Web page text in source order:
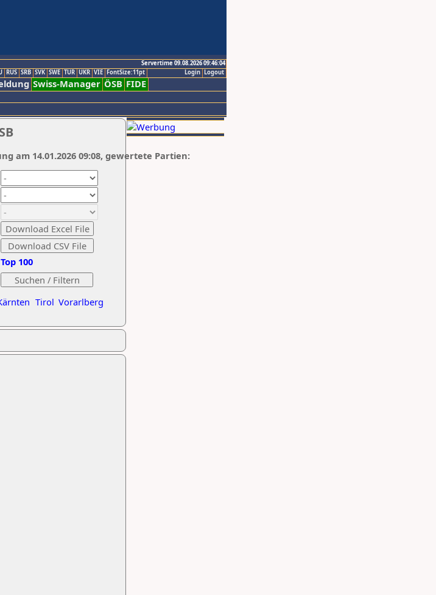
Servertime 09.08.2026 09:46:04
Logout
Login
RUS SRB SVK SWE TUR UKR VIE FontSize:11pt
Swiss-Manager ÖSB FIDE
Tirol Vorarlberg
Top 100
am 14.01.2026 09:08, gewertete Partien: